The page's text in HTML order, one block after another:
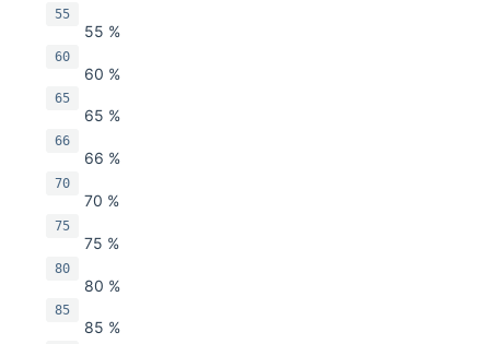
55
55 %
60
60 %
65
65 %
66
66 %
70
70 %
75
75 %
80
80 %
85
85 %